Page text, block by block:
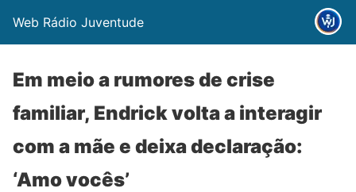
Web Rádio Juventude
Em meio a rumores de crise
familiar, Endrick volta a interagir
com a mãe e deixa declaração:
‘Amo vocês’